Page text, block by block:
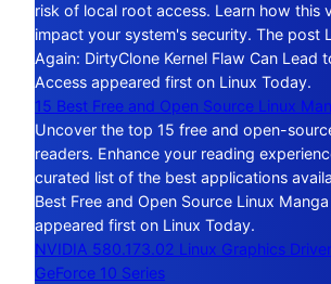
risk of local root access. Learn how this
impact your system's security. The post
Again: DirtyClone Kernel Flaw Can Lead
Access appeared first on Linux Today.
15 Best Free and Open Source Linux
Uncover the top 15 free and open-
readers. Enhance your reading
curated list of the best applications
Best Free and Open Source Linux
appeared first on Linux Today.
NVIDIA 580.173.02 Linux Graphics
GeForce 10 Series